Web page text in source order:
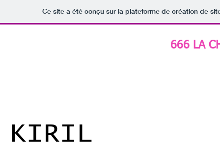
Ce site a été conçu sur la plateforme de création de
666 LA
KIRIL